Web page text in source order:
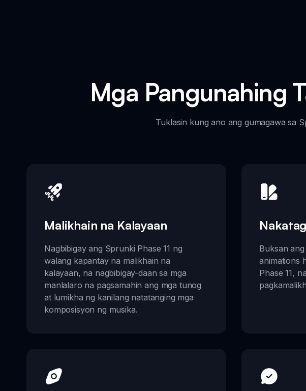
Mga Pangunahing
Tuklasin kung ano ang gumagawa sa
Malikhain na Kalayaan
Nagbibigay ang Sprunki Phase 11 ng
walang kapantay na malikhain na
kalayaan, na nagbibigay-daan sa mga
manlalaro na pagsamahin ang mga tunog
at lumikha ng kanilang natatanging mga
komposisyon ng musika.
Buksan
animations
Phase 11,